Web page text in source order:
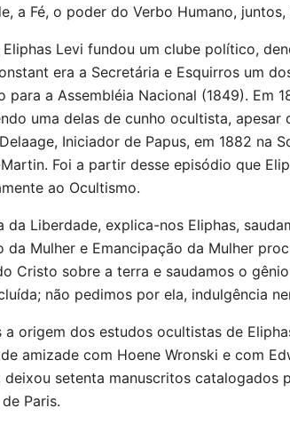
a Fé, o poder do Verbo Humano,
Eliphas Levi fundou um clube político,
era a Secretária e Esquirros um
para a Assembléia Nacional (1849). Em
uma delas de cunho ocultista,
Iniciador de Papus, em 1882 na
Foi a partir desse episódio que
ao Ocultismo.
da Liberdade, explica-nos Eliphas,
da Mulher e Emancipação da Mulher
Cristo sobre a terra e saudamos o
não pedimos por ela, indulgência
a origem dos estudos ocultistas de
amizade com Hoene Wronski e com
deixou setenta manuscritos catalogados
Paris.